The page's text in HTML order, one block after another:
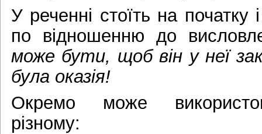
У реченні стоїть на початку
по відношенню до
може бути, щоб він у неї
була оказія!
Окремо може
різному: